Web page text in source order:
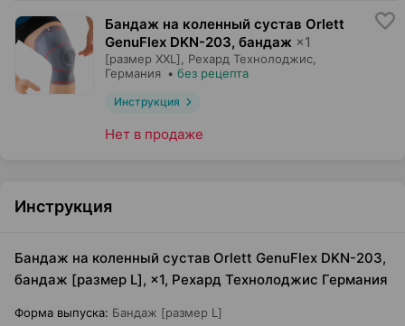
Бандаж на коленный сустав Orlett
GenuFlex DKN-203, бандаж ×1
[размер XXL], Рехард Технолоджис
Германия • без рецепта
Инструкция
Нет в продаже
Инструкция
Бандаж на коленный сустав Orlett GenuFlex DKN-203,
бандаж [размер L], ×1, Рехард Технолоджис Германия
Форма выпуска: Бандаж [размер L]